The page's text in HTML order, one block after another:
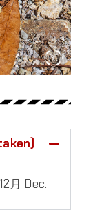
月 Dec.